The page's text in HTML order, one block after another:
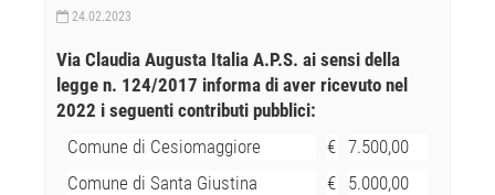
24.02.2023
Via Claudia Augusta Italia A.P.S. ai sensi della
legge n. 124/2017 informa di aver ricevuto nel
2022 i seguenti contributi pubblici:
Comune di Cesiomaggiore
€ 7.500,00
Comune di Santa Giustina
€ 5.000,00